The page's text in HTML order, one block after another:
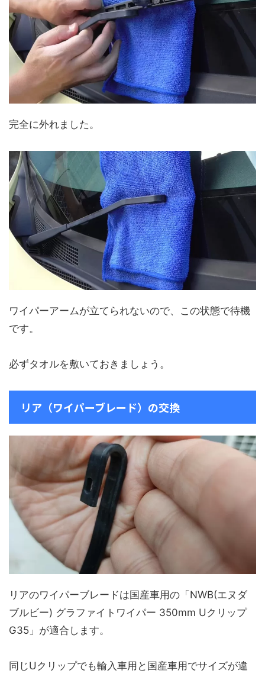
完全に外れました。
ワイパーアームが立てられないので、この状態で待機
です。
必ずタオルを敷いておきましょう。
リア（ワイパーブレード）の交換
リアのワイパーブレードは国産車用の「NWB(エヌダ
ブルビー) グラファイトワイパー 350mm Uクリップ
G35」が適合します。
同じUクリップでも輸入車用と国産車用でサイズが違